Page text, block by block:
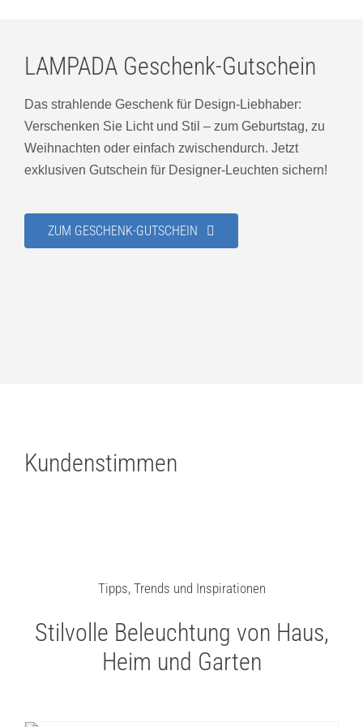
LAMPADA Geschenk-Gutschein
Das strahlende Geschenk für Design-Liebhaber:
Verschenken Sie Licht und Stil – zum Geburtstag, zu
Weihnachten oder einfach zwischendurch. Jetzt
exklusiven Gutschein für Designer-Leuchten sichern!
ZUM GESCHENK-GUTSCHEIN
Kundenstimmen
Tipps, Trends und Inspirationen
Stilvolle Beleuchtung von Haus,
Heim und Garten